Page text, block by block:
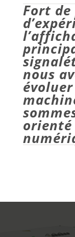
Fort de
nous
orienté